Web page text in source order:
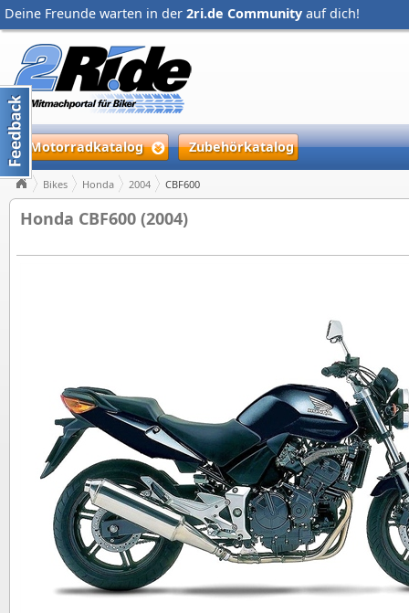
Deine Freunde warten in der 2ri.de Community auf dich!
Motorradkatalog Zubehörkatalog
Bikes Honda 2004 CBF600
Honda CBF600 (2004)